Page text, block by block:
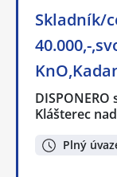
Skladník/
40.000,-
DISPONERO
Klášterec
Plný